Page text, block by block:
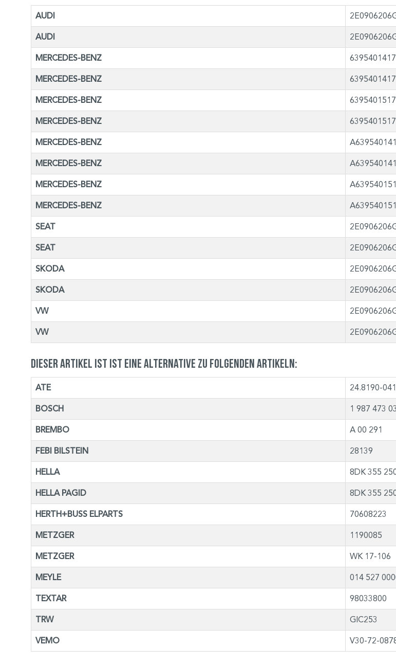
AUDI
AUDI
MERCEDES-BENZ 6395401417
MERCEDES-BENZ 6395401417
MERCEDES-BENZ 6395401517
MERCEDES-BENZ 6395401517
MERCEDES-BENZ
MERCEDES-BENZ
MERCEDES-BENZ
MERCEDES-BENZ
SEAT
SEAT
SKODA
SKODA
VW
VW
Dieser Artikel ist ist eine Alternative zu folgenden Artikeln:
ATE 24.8190-
BOSCH 1 987 473
BREMBO A 00 291
FEBI BILSTEIN 28139
HELLA 8DK 355
HELLA PAGID 8DK 355
HERTH+BUSS ELPARTS 70608223
METZGER 1190085
METZGER WK 17-106
MEYLE 014 527
TEXTAR 98033800
TRW GIC253
VEMO V30-72-